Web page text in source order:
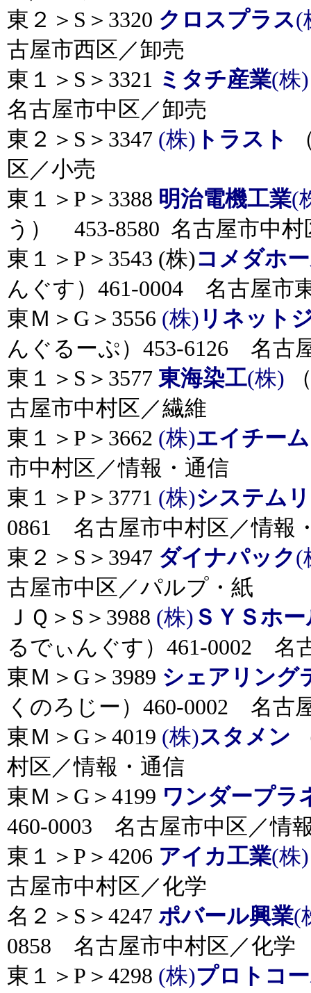
東２＞S＞3320 クロスプラス(
古屋市西区／卸売
東１＞S＞3321 ミタチ産業(株
名古屋市中区／卸売
東２＞S＞3347 (株) トラスト
区／小売
東１＞P＞3388 明治電機工業(
う） 453-8580 名古屋市中村
東１＞P＞3543 (株)コメダホ
んぐす）461-0004 名古屋市
東Ｍ＞G＞3556 (株) リネット
んぐるーぷ）453-6126 名古
東１＞S＞3577 東海染工(株)
古屋市中村区／繊維
東１＞P＞3662 (株)エイチーム
市中村区／情報・通信
東１＞P＞3771 (株)システム
0861 名古屋市中村区／情報
東２＞S＞3947 ダイナパック(
古屋市中区／パルプ・紙
ＪＱ＞S＞3988 (株) ＳＹＳホ
るでぃんぐす）461-0002 名
東Ｍ＞G＞3989 シェアリング
くのろじー）460-0002 名古
東Ｍ＞G＞4019 (株)スタメン
村区／情報・通信
東Ｍ＞G＞4199 ワンダープラ
460-0003 名古屋市中区／情
東１＞P＞4206 アイカ工業(株
古屋市中村区／化学
名２＞S＞4247 ポバール興業(
0858 名古屋市中村区／化学
東１＞P＞4298 (株)プロトコ